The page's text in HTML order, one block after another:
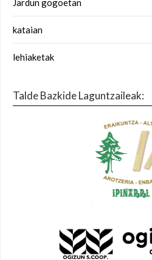
Jardun gogoetan
kataian
lehiaketak
Talde Bazkide Laguntzaileak: